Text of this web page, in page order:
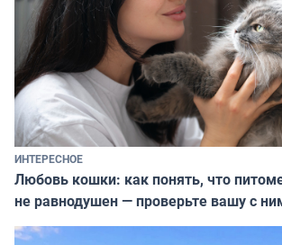
ИНТЕРЕСНОЕ
Любовь кошки: как понять, что
не равнодушен — проверьте вашу с